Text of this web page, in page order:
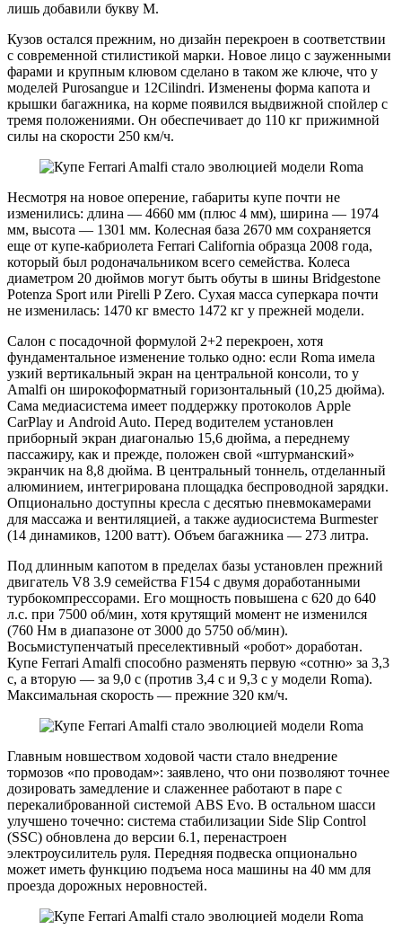
лишь добавили букву M.
Кузов остался прежним, но дизайн перекроен в соответствии
с современной стилистикой марки. Новое лицо с зауженными
фарами и крупным клювом сделано в таком же ключе, что у
моделей Purosangue и 12Cilindri. Изменены форма капота и
крышки багажника, на корме появился выдвижной спойлер с
тремя положениями. Он обеспечивает до 110 кг прижимной
силы на скорости 250 км/ч.
Несмотря на новое оперение, габариты купе почти не
изменились: длина — 4660 мм (плюс 4 мм), ширина — 1974
мм, высота — 1301 мм. Колесная база 2670 мм сохраняется
еще от купе-кабриолета Ferrari California образца 2008 года,
который был родоначальником всего семейства. Колеса
диаметром 20 дюймов могут быть обуты в шины Bridgestone
Potenza Sport или Pirelli P Zero. Сухая масса суперкара почти
не изменилась: 1470 кг вместо 1472 кг у прежней модели.
Салон с посадочной формулой 2+2 перекроен, хотя
фундаментальное изменение только одно: если Roma имела
узкий вертикальный экран на центральной консоли, то у
Amalfi он широкоформатный горизонтальный (10,25 дюйма).
Сама медиасистема имеет поддержку протоколов Apple
CarPlay и Android Auto. Перед водителем установлен
приборный экран диагональю 15,6 дюйма, а переднему
пассажиру, как и прежде, положен свой «штурманский»
экранчик на 8,8 дюйма. В центральный тоннель, отделанный
алюминием, интегрирована площадка беспроводной зарядки.
Опционально доступны кресла с десятью пневмокамерами
для массажа и вентиляцией, а также аудиосистема Burmester
(14 динамиков, 1200 ватт). Объем багажника — 273 литра.
Под длинным капотом в пределах базы установлен прежний
двигатель V8 3.9 семейства F154 с двумя доработанными
турбокомпрессорами. Его мощность повышена с 620 до 640
л.с. при 7500 об/мин, хотя крутящий момент не изменился
(760 Нм в диапазоне от 3000 до 5750 об/мин).
Восьмиступенчатый преселективный «робот» доработан.
Купе Ferrari Amalfi способно разменять первую «сотню» за 3,3
с, а вторую — за 9,0 с (против 3,4 с и 9,3 с у модели Roma).
Максимальная скорость — прежние 320 км/ч.
Главным новшеством ходовой части стало внедрение
тормозов «по проводам»: заявлено, что они позволяют точнее
дозировать замедление и слаженнее работают в паре с
перекалиброванной системой ABS Evo. В остальном шасси
улучшено точечно: система стабилизации Side Slip Control
(SSC) обновлена до версии 6.1, перенастроен
электроусилитель руля. Передняя подвеска опционально
может иметь функцию подъема носа машины на 40 мм для
проезда дорожных неровностей.